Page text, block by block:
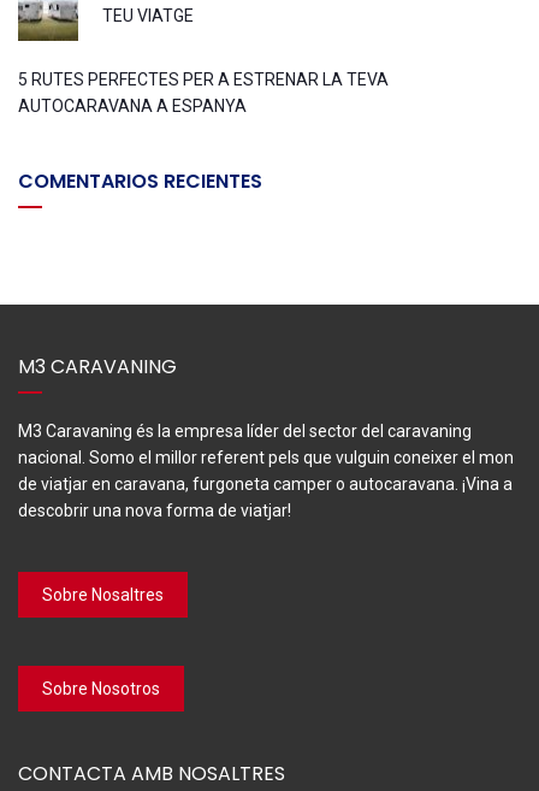
TEU VIATGE
5 RUTES PERFECTES PER A ESTRENAR LA TEVA
AUTOCARAVANA A ESPANYA
COMENTARIOS RECIENTES
M3 CARAVANING
M3 Caravaning és la empresa líder del sector del caravaning
nacional. Somo el millor referent pels que vulguin coneixer el mon
de viatjar en caravana, furgoneta camper o autocaravana. ¡Vina a
descobrir una nova forma de viatjar!
Sobre Nosaltres
Sobre Nosotros
CONTACTA AMB NOSALTRES